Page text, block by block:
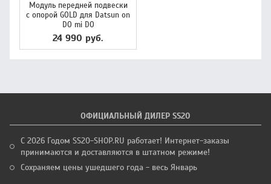
Модуль передней подвески
с опорой GOLD для Datsun on
DO mi DO
24 990 руб.
ОФИЦИАЛЬНЫЙ ДИЛЕР SS20
С 2026 Годом SS20-SHOP.RU работает! Интернет-заказы
принимаются и доставляются в штатном режиме!
Сохраняем цены ушедшего года - весь Январь